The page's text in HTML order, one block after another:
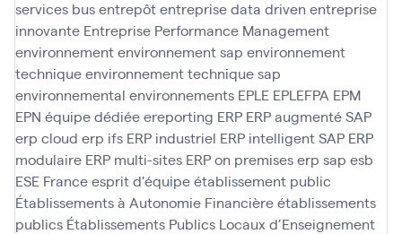
services busentrepôtentreprise data driven entreprise
innovante Entreprise Performance Management
environnementenvironnement sap environnement
techniqueenvironnement technique sap
environnemental environnements EPLE EPLEFPA EPM
EPN équipe dédiéeereporting ERP ERP augmenté SAP
erp cloud erp ifs ERP industriel ERP intelligent SAP ERP
modulaire ERP multi-sites ERP on premiseserp sap esb
ESE Franceesprit d'équipeétablissement public
Établissements à Autonomie Financièreétablissements
publics Établissements Publics Locaux d’Enseignement